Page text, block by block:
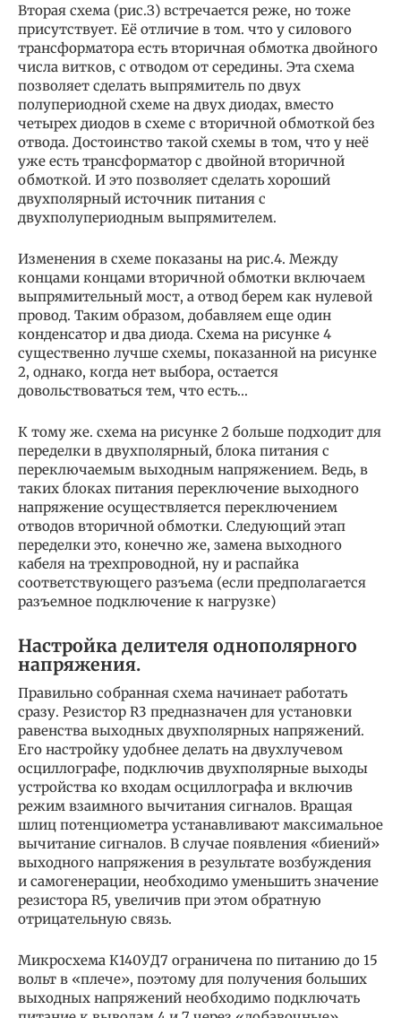
Вторая схема (рис.З) встречается реже, но тоже
присутствует. Её отличие в том. что у силового
трансформатора есть вторичная обмотка двойного
числа витков, с отводом от середины. Эта схема
позволяет сделать выпрямитель по двух
полупериодной схеме на двух диодах, вместо
четырех диодов в схеме с вторичной обмоткой без
отвода. Достоинство такой схемы в том, что у неё
уже есть трансформатор с двойной вторичной
обмоткой. И это позволяет сделать хороший
двухполярный источник питания с
двухполупериодным выпрямителем.
Изменения в схеме показаны на рис.4. Между
концами концами вторичной обмотки включаем
выпрямительный мост, а отвод берем как нулевой
провод. Таким образом, добавляем еще один
конденсатор и два диода. Схема на рисунке 4
существенно лучше схемы, показанной на рисунке
2, однако, когда нет выбора, остается
довольствоваться тем, что есть…
К тому же. схема на рисунке 2 больше подходит для
переделки в двухполярный, блока питания с
переключаемым выходным напряжением. Ведь, в
таких блоках питания переключение выходного
напряжение осуществляется переключением
отводов вторичной обмотки. Следующий этап
переделки это, конечно же, замена выходного
кабеля на трехпроводной, ну и распайка
соответствующего разъема (если предполагается
разъемное подключение к нагрузке)
Настройка делителя однополярного
напряжения.
Правильно собранная схема начинает работать
сразу. Резистор R3 предназначен для установки
равенства выходных двухполярных напряжений.
Его настройку удобнее делать на двухлучевом
осциллографе, подключив двухполярные выходы
устройства ко входам осциллографа и включив
режим взаимного вычитания сигналов. Вращая
шлиц потенциометра устанавливают максимальное
вычитание сигналов. В случае появления «биений»
выходного напряжения в результате возбуждения
и самогенерации, необходимо уменьшить значение
резистора R5, увеличив при этом обратную
отрицательную связь.
Микросхема К140УД7 ограничена по питанию до 15
вольт в «плече», поэтому для получения больших
выходных напряжений необходимо подключать